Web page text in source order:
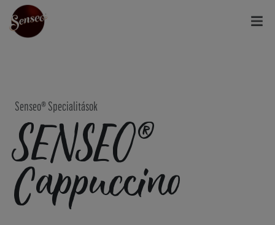
Senseo® Specialitások
SENSEO®
Cappuccino